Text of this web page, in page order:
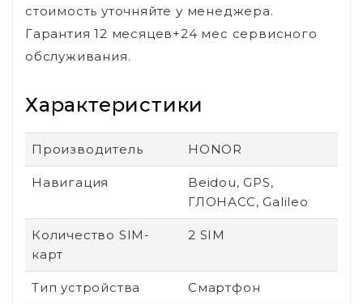
стоимость уточняйте у менеджера.
Гарантия 12 месяцев+24 мес сервисного
обслуживания.
Характеристики
Производитель HONOR
Навигация
Beidou, GPS,
ГЛОНАСС, Galileo
Количество SIM-
карт
2 SIM
Тип устройства Смартфон